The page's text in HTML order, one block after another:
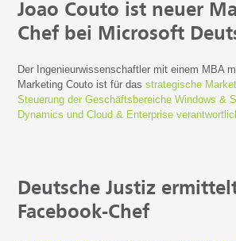
Joao Couto ist neuer
Chef bei Microsoft
Der Ingenieurwissenschaftler mit einem MBA
Marketing Couto ist für das strategische
Steuerung der Geschäftsbereiche Windows &
Dynamics und Cloud & Enterprise
Deutsche Justiz
Facebook-Chef